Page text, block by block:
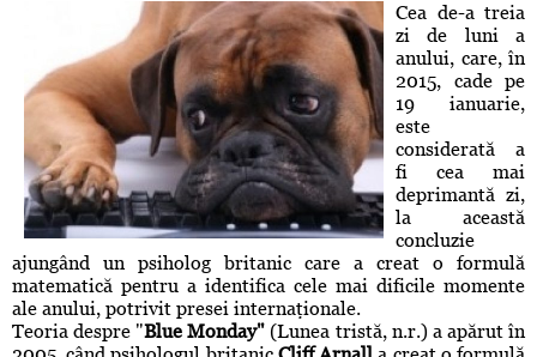
Cea de-a treia
zi de luni a
anului, care, în
2015, cade pe
19 ianuarie,
este
considerată a
fi cea mai
deprimantă zi,
la această
concluzie
ajungând un psiholog britanic care a creat o formulă
matematică pentru a identifica cele mai dificile momente
ale anului, potrivit presei internaţionale.
Teoria despre "Blue Monday" (Lunea tristă, n.r.) a apărut în